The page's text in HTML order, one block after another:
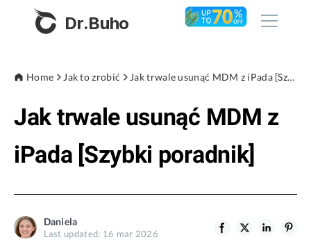
Dr.Buho
Products
BuhoCleaner
BuhoUnlocker
BuhoRepair
BuhoNTFS
BuhoBarX
Store
Home Jak to zrobić Jak trwale usunąć MDM z iPada [Szybki poradnik]
Jak trwale usunąć MDM z
iPada [Szybki poradnik]
Daniela
Last updated: 16 mar 2026